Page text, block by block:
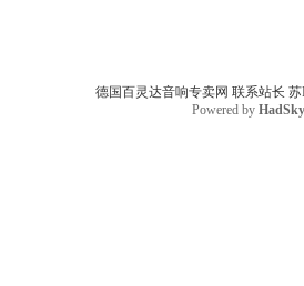
德国百灵达音响专卖网 联系站长 苏
Powered by HadSky